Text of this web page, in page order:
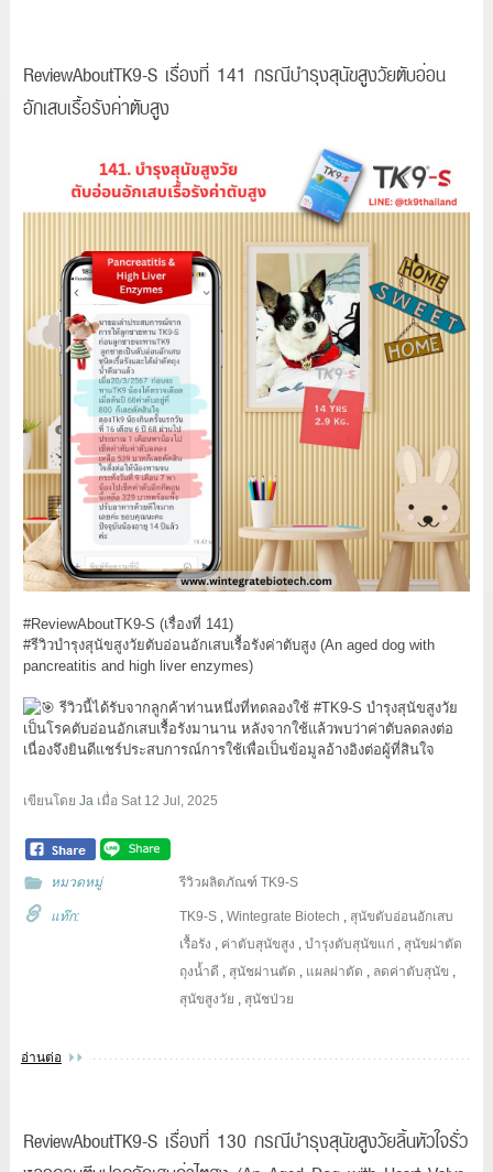
ReviewAboutTK9-S เรื่องที่ 141 กรณีบำรุงสุนัขสูงวัยตับอ่อน
อักเสบเรื้อรังค่าตับสูง
#ReviewAboutTK9-S (เรื่องที่ 141)
#รีวิวบำรุงสุนัขสูงวัยตับอ่อนอักเสบเรื้อรังค่าตับสูง(An aged dog with
pancreatitis and high liver enzymes)
รีวิวนี้ได้รับจากลูกค้าท่านหนึ่งที่ทดลองใช้ #TK9-S บำรุงสุนัขสูงวัย
เป็นโรคตับอ่อนอักเสบเรื้อรังมานาน หลังจากใช้แล้วพบว่าค่าตับลดลงต่อ
เนื่องจึงยินดีแชร์ประสบการณ์การใช้เพื่อเป็นข้อมูลอ้างอิงต่อผู้ที่สินใจ
เขียนโดย Jaเมื่อ Sat 12 Jul, 2025
หมวดหมู่ รีวิวผลิตภัณฑ์ TK9-S
แท๊ก: TK9-S ,Wintegrate Biotech , สุนัขตับอ่อนอักเสบ
เรื้อรัง , ค่าตับสุนัขสูง ,บำรุงตับสุนัขแก่ , สุนัขผ่าตัด
ถุงน้ำดี , สุนัชผ่านตัด , แผลผ่าตัด , ลดค่าตับสุนัข ,
สุนัขสูงวัย , สุนัชป่วย
อ่านต่อ
ReviewAboutTK9-S เรื่องที่ 130 กรณีบำรุงสุนัขสูงวัยลิ้นหัวใจรั่ว